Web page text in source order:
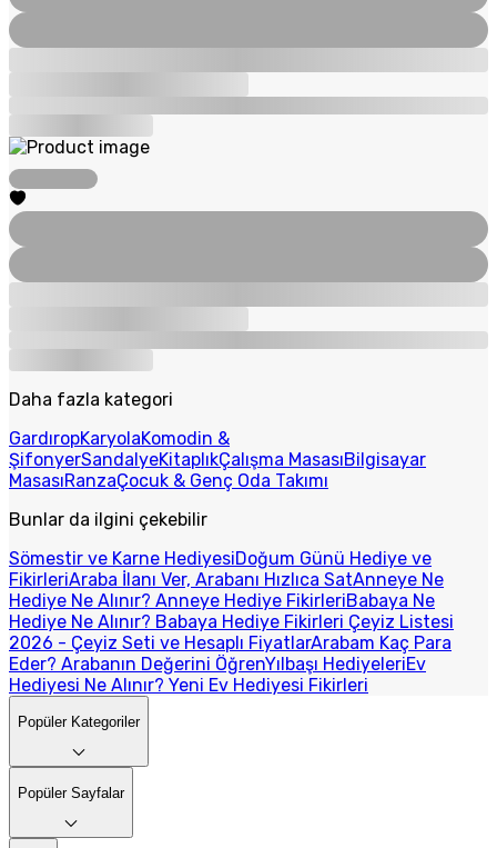
Daha fazla kategori
GardıropKaryolaKomodin &
ŞifonyerSandalyeKitaplıkÇalışma MasasıBilgisayar
MasasıRanzaÇocuk & Genç Oda Takımı
Bunlar da ilgini çekebilir
Sömestir ve Karne HediyesiDoğum Günü Hediye ve
FikirleriAraba İlanı Ver, Arabanı Hızlıca SatAnneye Ne
Hediye Ne Alınır? Anneye Hediye FikirleriBabaya Ne
Hediye Ne Alınır? Babaya Hediye Fikirleri Çeyiz Listesi
2026 - Çeyiz Seti ve Hesaplı FiyatlarArabam Kaç Para
Eder? Arabanın Değerini ÖğrenYılbaşı HediyeleriEv
Hediyesi Ne Alınır? Yeni Ev Hediyesi Fikirleri
Popüler Kategoriler
Popüler Sayfalar